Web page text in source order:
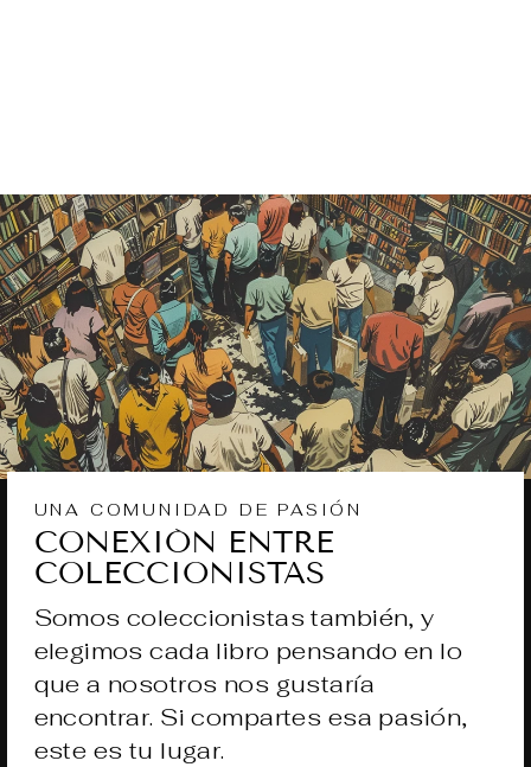
UNA COMUNIDAD DE PASIÓN
CONEXIÓN ENTRE
COLECCIONISTAS
Somos coleccionistas también, y
elegimos cada libro pensando en lo
que a nosotros nos gustaría
encontrar. Si compartes esa pasión,
este es tu lugar.